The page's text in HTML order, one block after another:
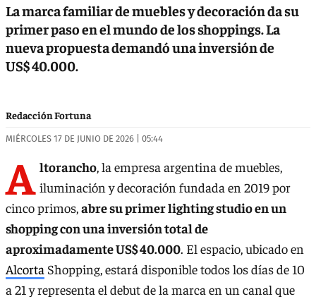
La marca familiar de muebles y decoración da su
primer paso en el mundo de los shoppings. La
nueva propuesta demandó una inversión de
US$ 40.000.
Redacción Fortuna
MIÉRCOLES 17 DE JUNIO DE 2026 | 05:44
A ltorancho, la empresa argentina de muebles,
iluminación y decoración fundada en 2019 por
cinco primos,abre su primer lighting studio en un
shopping con una inversión total de
aproximadamente US$ 40.000. El espacio, ubicado en
Alcorta Shopping, estará disponible todos los días de 10
a 21 y representa el debut de la marca en un canal que